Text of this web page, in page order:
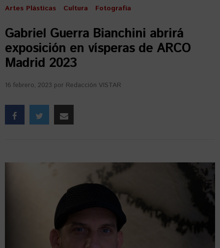
Artes Plásticas Cultura Fotografía
Gabriel Guerra Bianchini abrirá
exposición en vísperas de ARCO
Madrid 2023
16 febrero, 2023 por Redacción VISTAR